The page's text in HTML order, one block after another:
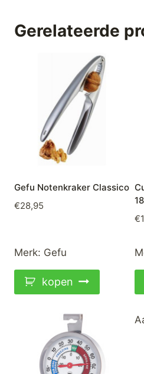
Gerelateerde
Gefu Notenkraker Classico
€28,95
Merk: Gefu
kopen
€